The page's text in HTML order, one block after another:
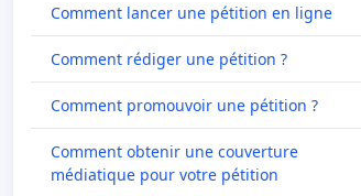
Comment lancer une pétition en ligne
Comment rédiger une pétition ?
Comment promouvoir une pétition ?
Comment obtenir une couverture
médiatique pour votre pétition